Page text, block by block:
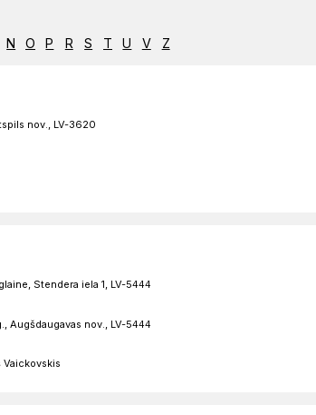
N O P R S T U V Z
nov., LV-3620
Stendera iela 1, LV-5444
Augšdaugavas nov., LV-5444
Vaickovskis